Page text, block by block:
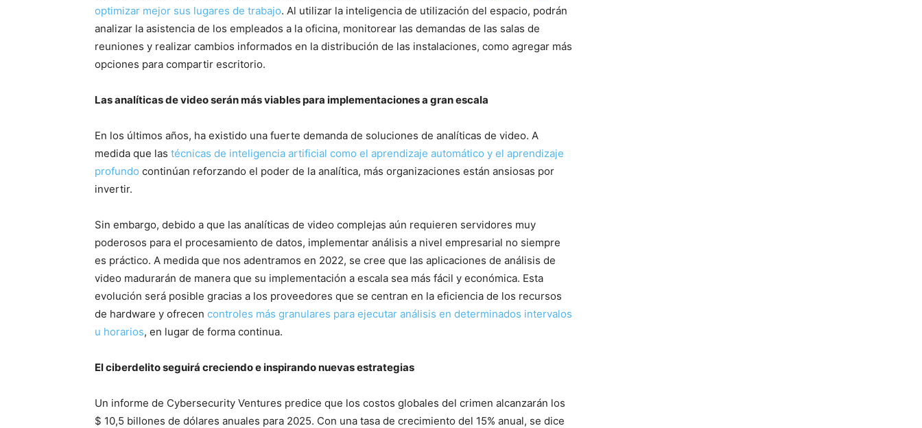
optimizar mejor sus lugares de trabajo. Al utilizar la inteligencia de utilización del espacio, podrán
analizar la asistencia de los empleados a la oficina, monitorear las demandas de las salas de
reuniones y realizar cambios informados en la distribución de las instalaciones, como agregar más
opciones para compartir escritorio.
Las analíticas de video serán más viables para implementaciones a gran escala
En los últimos años, ha existido una fuerte demanda de soluciones de analíticas de video. A
medida que las técnicas de inteligencia artificial como el aprendizaje automático y el aprendizaje
profundo continúan reforzando el poder de la analítica, más organizaciones están ansiosas por
invertir.
Sin embargo, debido a que las analíticas de video complejas aún requieren servidores muy
poderosos para el procesamiento de datos, implementar análisis a nivel empresarial no siempre
es práctico. A medida que nos adentramos en 2022, se cree que las aplicaciones de análisis de
video madurarán de manera que su implementación a escala sea más fácil y económica. Esta
evolución será posible gracias a los proveedores que se centran en la eficiencia de los recursos
de hardware y ofrecen controles más granulares para ejecutar análisis en determinados intervalos
u horarios, en lugar de forma continua.
El ciberdelito seguirá creciendo e inspirando nuevas estrategias
Un informe de Cybersecurity Ventures predice que los costos globales del crimen alcanzarán los
$ 10,5 billones de dólares anuales para 2025. Con una tasa de crecimiento del 15% anual, se dice